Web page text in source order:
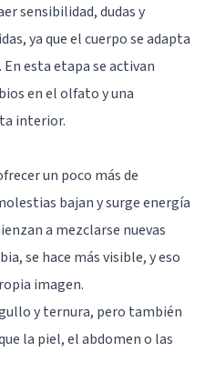
sensibilidad, dudas y
ya que el cuerpo se adapta
esta etapa se activan
en el olfato y una
interior.
un poco más de
bajan y surge energía
a mezclarse nuevas
se hace más visible, y eso
imagen.
y ternura, pero también
la piel, el abdomen o las